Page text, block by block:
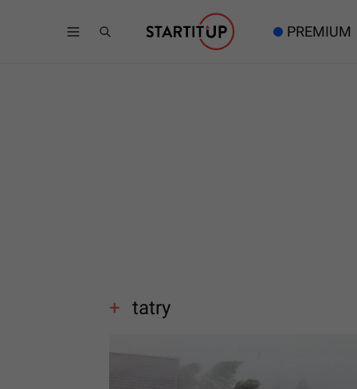
PREMIUM
tatry